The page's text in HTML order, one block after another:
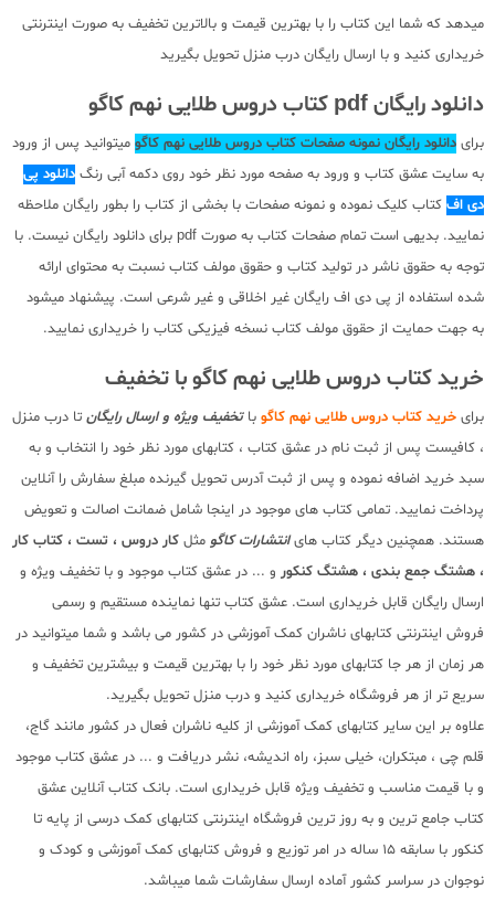
میدهد که شما این کتاب را با بهترین قیمت و بالاترین تخفیف به صورت اینترنتی
خریداری کنید و با ارسال رایگان درب منزل تحویل بگیرید
دانلود رایگان pdf کتاب دروس طلایی نهم کاگو
برای دانلود رایگان نمونه صفحات کتاب دروس طلایی نهم کاگو میتوانید پس از ورود
به سایت عشق کتاب و ورود به صفحه مورد نظر خود روی دکمه آبی رنگ دانلود پی
دی اف کتاب کلیک نموده و نمونه صفحات با بخشی از کتاب را بطور رایگان ملاحظه
نمایید. بدیهی است تمام صفحات کتاب به صورت pdf برای دانلود رایگان نیست. با
توجه به حقوق ناشر در تولید کتاب و حقوق مولف کتاب نسبت به محتوای ارائه
شده استفاده از پی دی اف رایگان غیر اخلاقی و غیر شرعی است. پیشنهاد میشود
به جهت حمایت از حقوق مولف کتاب نسخه فیزیکی کتاب را خریداری نمایید.
خرید کتاب دروس طلایی نهم کاگو با تخفیف
برای خرید کتاب دروس طلایی نهم کاگو باتخفیف ویژه و ارسال رایگان تا درب منزل
، کافیست پس از ثبت نام در عشق کتاب ، کتابهای مورد نظر خود را انتخاب و به
سبد خرید اضافه نموده و پس از ثبت آدرس تحویل گیرنده مبلغ سفارش را آنلاین
پرداخت نمایید. تمامی کتاب های موجود در اینجا شامل ضمانت اصالت و تعویض
هستند. همچنین دیگر کتاب هایانتشارات کاگو مثل کار دروس ، تست ، کتاب کار
، هشتگ جمع بندی ، هشتگ کنکور و ... در عشق کتاب موجود و با تخفیف ویژه و
ارسال رایگان قابل خریداری است. عشق کتاب تنها نماینده مستقیم و رسمی
فروش اینترنتی کتابهای ناشران کمک آموزشی در کشور می باشد و شما میتوانید در
هر زمان از هر جا کتابهای مورد نظر خود را با بهترین قیمت و بیشترین تخفیف و
سریع تر از هر فروشگاه خریداری کنید و درب منزل تحویل بگیرید.
علاوه بر این سایر کتابهای کمک آموزشی از کلیه ناشران فعال در کشور مانند گاج،
قلم چی ، مبتکران، خیلی سبز، راه اندیشه، نشر دریافت و ... در عشق کتاب موجود
و با قیمت مناسب و تخفیف ویژه قابل خریداری است. بانک کتاب آنلاین عشق
کتاب جامع ترین و به روز ترین فروشگاه اینترنتی کتابهای کمک درسی از پایه تا
کنکور با سابقه 15 ساله در امر توزیع و فروش کتابهای کمک آموزشی و کودک و
نوجوان در سراسر کشور آماده ارسال سفارشات شما میباشد.